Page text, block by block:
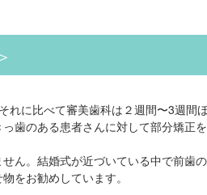
に比べて審美歯科は２週間〜3週間
歯のある患者さんに対して部分矯正
ん。結婚式が近づいている中で前歯
をお勧めしています。